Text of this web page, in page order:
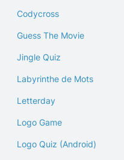
Codycross
Guess The Movie
Jingle Quiz
Labyrinthe de Mots
Letterday
Logo Game
Logo Quiz (Android)